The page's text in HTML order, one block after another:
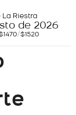
La Riestra
de 2026
/$1520